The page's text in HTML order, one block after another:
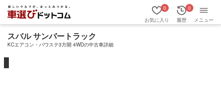
お気に入り
0
履歴
0
メニュー
スバル サンバートラック
KCエアコン・パワステ3方開 4WDの中古車詳細